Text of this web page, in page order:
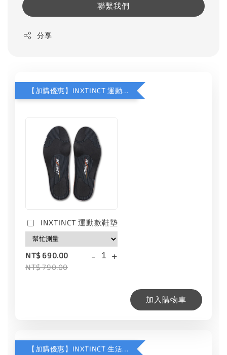
聯繫我們
分享
【加購優惠】INXTINCT 運動款鞋墊
INXTINCT 運動款鞋墊
NT$ 690.00
NT$ 790.00
- +
加入購物車
【加購優惠】INXTINCT 生活日用鞋墊